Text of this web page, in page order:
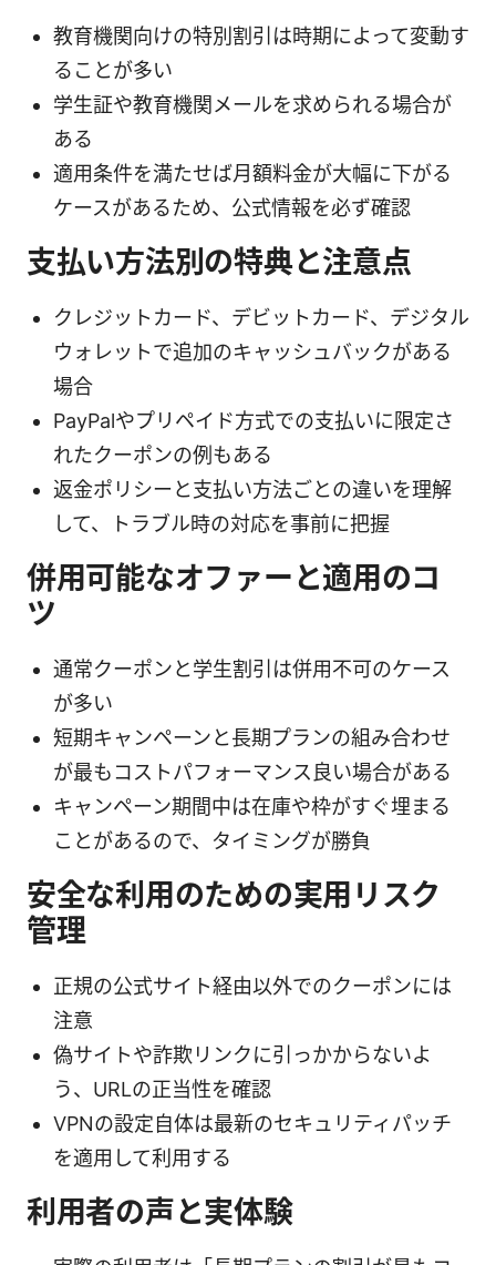
教育機関向けの特別割引は時期によって変動す
ることが多い
学生証や教育機関メールを求められる場合が
ある
適用条件を満たせば月額料金が大幅に下がる
ケースがあるため、公式情報を必ず確認
支払い方法別の特典と注意点
クレジットカード、デビットカード、デジタル
ウォレットで追加のキャッシュバックがある
場合
PayPalやプリペイド方式での支払いに限定さ
れたクーポンの例もある
返金ポリシーと支払い方法ごとの違いを理解
して、トラブル時の対応を事前に把握
併用可能なオファーと適用のコ
ツ
通常クーポンと学生割引は併用不可のケース
が多い
短期キャンペーンと長期プランの組み合わせ
が最もコストパフォーマンス良い場合がある
キャンペーン期間中は在庫や枠がすぐ埋まる
ことがあるので、タイミングが勝負
安全な利用のための実用リスク
管理
正規の公式サイト経由以外でのクーポンには
注意
偽サイトや詐欺リンクに引っかからないよ
う、URLの正当性を確認
VPNの設定自体は最新のセキュリティパッチ
を適用して利用する
利用者の声と実体験